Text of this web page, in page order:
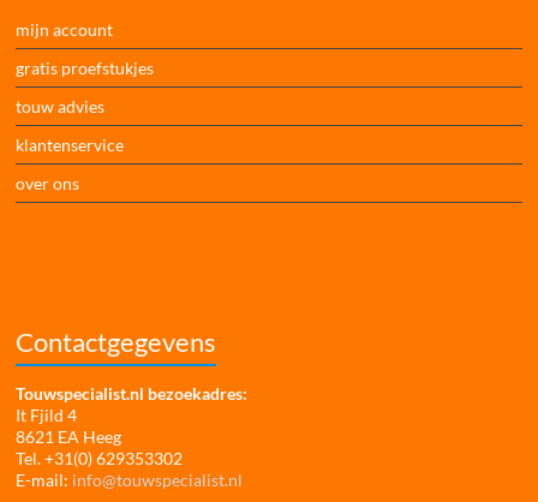
mijn account
gratis proefstukjes
touw advies
klantenservice
over ons
Contactgegevens
Touwspecialist.nl bezoekadres:
It Fjild 4
8621 EA Heeg
Tel. +31(0) 629353302
E-mail: info@touwspecialist.nl